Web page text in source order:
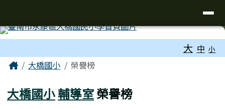
大 中 小
主內容區域
Home大橋國小 榮譽榜
大橋國小輔導室榮譽榜
頁尾區域